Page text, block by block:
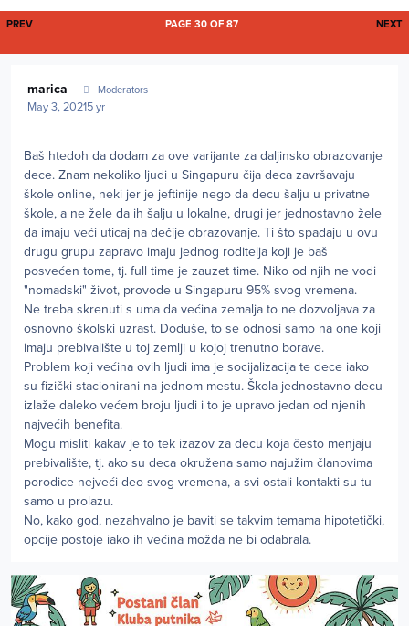
FIRST PAGE
PREV NEXT
PAGE 30 OF 87
marica Moderators
May 3, 20215 yr
Baš htedoh da dodam za ove varijante za daljinsko obrazovanje
dece. Znam nekoliko ljudi u Singapuru čija deca završavaju
škole online, neki jer je jeftinije nego da decu šalju u privatne
škole, a ne žele da ih šalju u lokalne, drugi jer jednostavno žele
da imaju veći uticaj na dečije obrazovanje. Ti što spadaju u ovu
drugu grupu zapravo imaju jednog roditelja koji je baš
posvećen tome, tj. full time je zauzet time. Niko od njih ne vodi
"nomadski" život, provode u Singapuru 95% svog vremena.
Ne treba skrenuti s uma da većina zemalja to ne dozvoljava za
osnovno školski uzrast. Doduše, to se odnosi samo na one koji
imaju prebivalište u toj zemlji u kojoj trenutno borave.
Problem koji većina ovih ljudi ima je socijalizacija te dece iako
su fizički stacionirani na jednom mestu. Škola jednostavno decu
izlaže daleko većem broju ljudi i to je upravo jedan od njenih
najvećih benefita.
Mogu misliti kakav je to tek izazov za decu koja često menjaju
prebivalište, tj. ako su deca okružena samo najužim članovima
porodice nejveći deo svog vremena, a svi ostali kontakti su tu
samo u prolazu.
No, kako god, nezahvalno je baviti se takvim temama hipotetički,
opcije postoje iako ih većina možda ne bi odabrala.